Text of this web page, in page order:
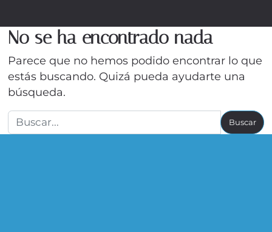
No se ha encontrado nada
Parece que no hemos podido encontrar lo que
estás buscando. Quizá pueda ayudarte una
búsqueda.
Buscar: